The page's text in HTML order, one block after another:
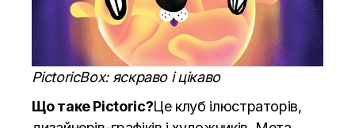
PictoricBox: яскраво і цікаво
Що таке Pictoric?Це клуб ілюстраторів,